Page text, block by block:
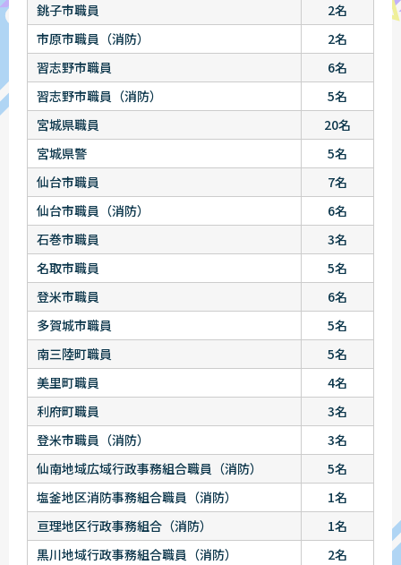
銚子市職員
2名
市原市職員（消防）
2名
習志野市職員
6名
習志野市職員（消防）
5名
宮城県職員
20名
宮城県警
5名
仙台市職員
7名
仙台市職員（消防）
6名
石巻市職員
3名
名取市職員
5名
登米市職員
6名
多賀城市職員
5名
南三陸町職員
5名
美里町職員
4名
利府町職員
3名
登米市職員（消防）
3名
仙南地域広域行政事務組合職員（消防）
5名
塩釜地区消防事務組合職員（消防）
1名
亘理地区行政事務組合（消防）
1名
黒川地域行政事務組合職員（消防）
2名